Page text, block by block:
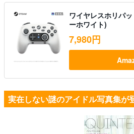
ワイヤレスホリパ
ーホワイト)
7,980円
実在しない謎のアイドル写真集が